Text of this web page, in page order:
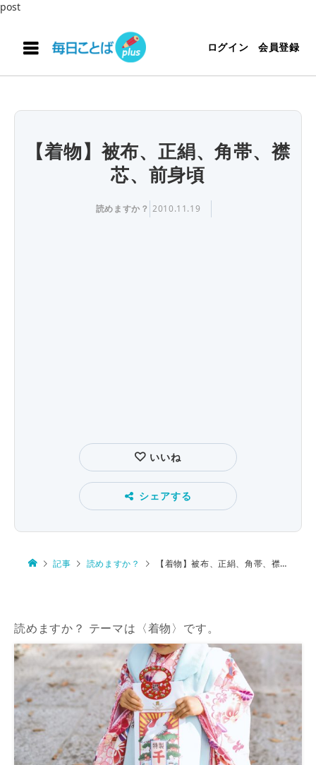
post
ログイン 会員登録
【着物】被布、正絹、角帯、襟
芯、前身頃
読めますか？ 2010.11.19
いいね
シェアする
記事 読めますか？ 【着物】被布、正絹、角帯、襟芯、前身頃
読めますか？ テーマは〈着物〉です。